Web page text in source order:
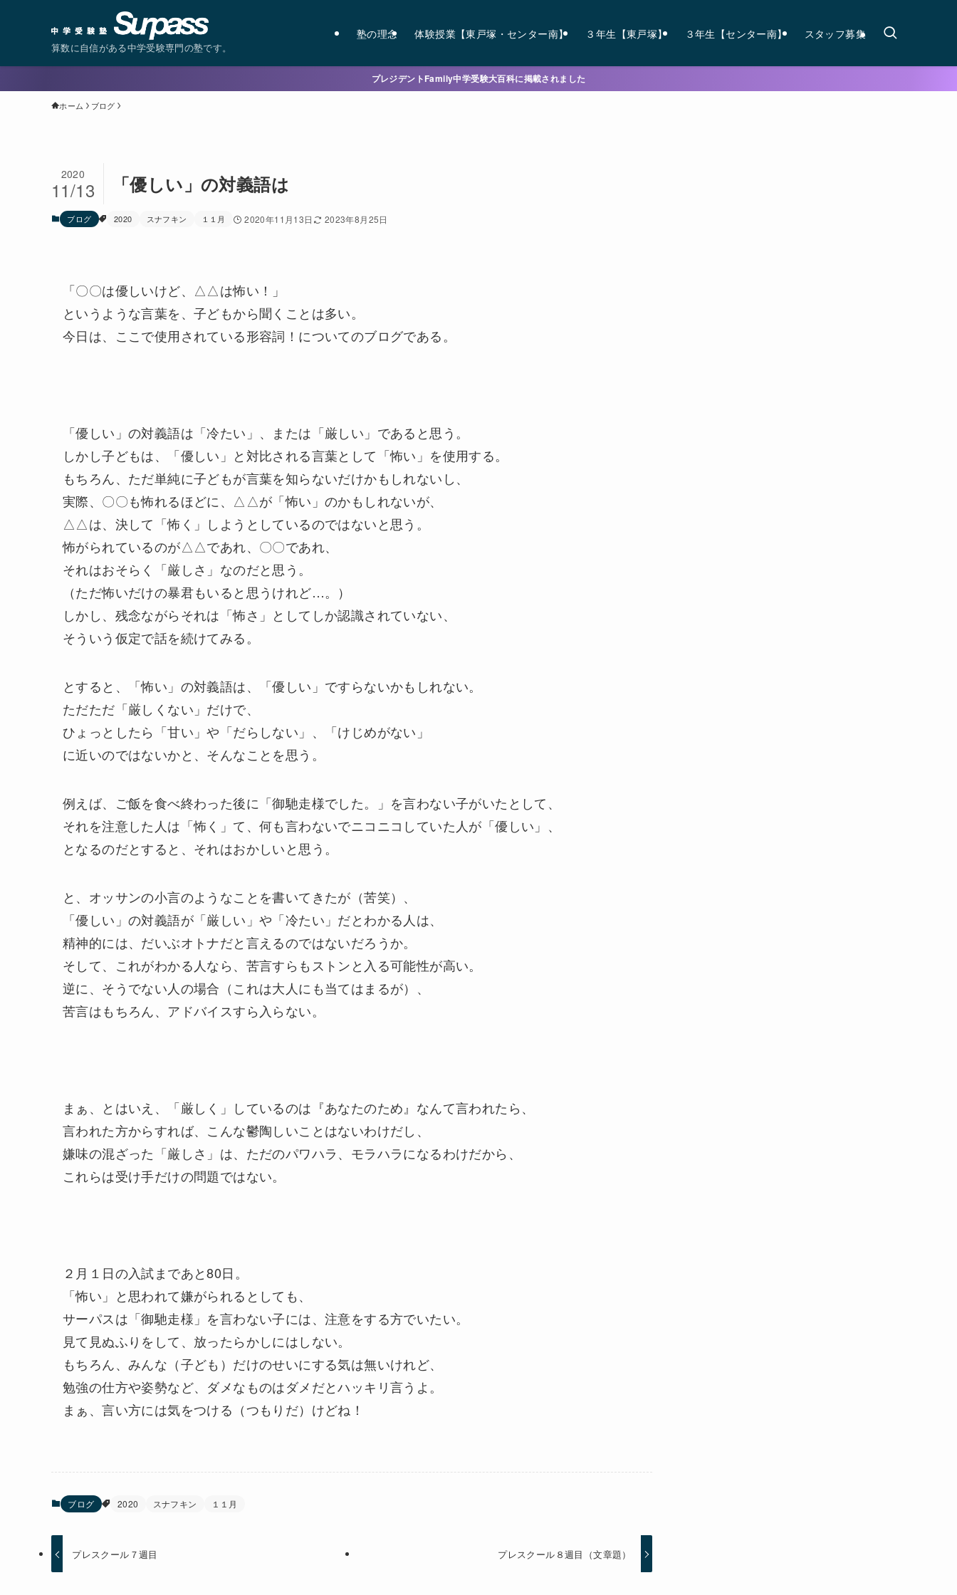
算数に自信がある中学受験専門の塾です。
塾の理念 体験授業【東戸塚・センター南】 ３年生【東戸塚】 ３年生【センター南】 スタッフ募集
プレジデントFamily中学受験大百科に掲載されました
ホーム ブログ
「優しい」の対義語は
2020
11/13
ブログ 2020 スナフキン １１月 2020年11月13日 2023年8月25日
「〇〇は優しいけど、△△は怖い！」
というような言葉を、子どもから聞くことは多い。
今日は、ここで使用されている形容詞！についてのブログである。
「優しい」の対義語は「冷たい」、または「厳しい」であると思う。
しかし子どもは、「優しい」と対比される言葉として「怖い」を使用する。
もちろん、ただ単純に子どもが言葉を知らないだけかもしれないし、
実際、〇〇も怖れるほどに、△△が「怖い」のかもしれないが、
△△は、決して「怖く」しようとしているのではないと思う。
怖がられているのが△△であれ、〇〇であれ、
それはおそらく「厳しさ」なのだと思う。
（ただ怖いだけの暴君もいると思うけれど…。）
しかし、残念ながらそれは「怖さ」としてしか認識されていない、
そういう仮定で話を続けてみる。
とすると、「怖い」の対義語は、「優しい」ですらないかもしれない。
ただただ「厳しくない」だけで、
ひょっとしたら「甘い」や「だらしない」、「けじめがない」
に近いのではないかと、そんなことを思う。
例えば、ご飯を食べ終わった後に「御馳走様でした。」を言わない子がいたとして、
それを注意した人は「怖く」て、何も言わないでニコニコしていた人が「優しい」、
となるのだとすると、それはおかしいと思う。
と、オッサンの小言のようなことを書いてきたが（苦笑）、
「優しい」の対義語が「厳しい」や「冷たい」だとわかる人は、
精神的には、だいぶオトナだと言えるのではないだろうか。
そして、これがわかる人なら、苦言すらもストンと入る可能性が高い。
逆に、そうでない人の場合（これは大人にも当てはまるが）、
苦言はもちろん、アドバイスすら入らない。
まぁ、とはいえ、「厳しく」しているのは『あなたのため』なんて言われたら、
言われた方からすれば、こんな鬱陶しいことはないわけだし、
嫌味の混ざった「厳しさ」は、ただのパワハラ、モラハラになるわけだから、
これらは受け手だけの問題ではない。
２月１日の入試まであと80日。
「怖い」と思われて嫌がられるとしても、
サーパスは「御馳走様」を言わない子には、注意をする方でいたい。
見て見ぬふりをして、放ったらかしにはしない。
もちろん、みんな（子ども）だけのせいにする気は無いけれど、
勉強の仕方や姿勢など、ダメなものはダメだとハッキリ言うよ。
まぁ、言い方には気をつける（つもりだ）けどね！
ブログ 2020 スナフキン １１月
プレスクール７週目 プレスクール８週目（文章題）